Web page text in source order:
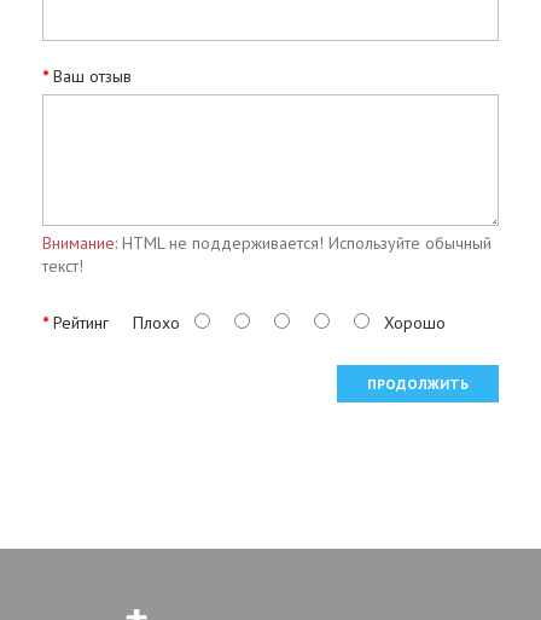
Ваш отзыв
Внимание: HTML не поддерживается! Используйте обычный
текст!
Рейтинг Плохо Хорошо
ПРОДОЛЖИТЬ